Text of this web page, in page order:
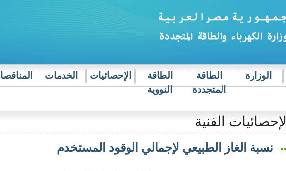
الوزارة
الطاقة
المتجددة
الطاقة
النووية
الإحصائيات الخدمات
الإحصائيات الفنية
نسبة الغاز الطبيعي لإجمالي الوقود المستخدم